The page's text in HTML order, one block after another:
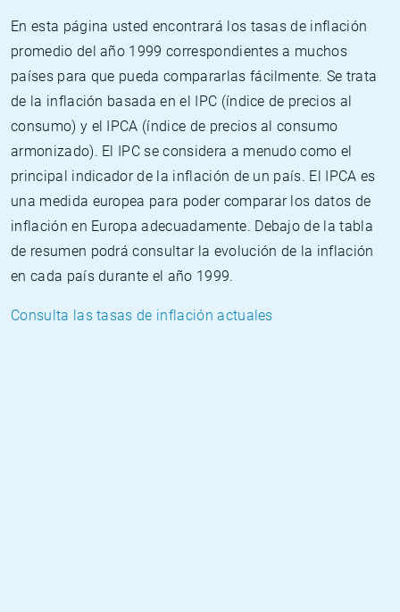
En esta página usted encontrará los tasas de inflación
promedio del año 1999 correspondientes a muchos
países para que pueda compararlas fácilmente. Se trata
de la inflación basada en el IPC (índice de precios al
consumo) y el IPCA (índice de precios al consumo
armonizado). El IPC se considera a menudo como el
principal indicador de la inflación de un país. El IPCA es
una medida europea para poder comparar los datos de
inflación en Europa adecuadamente. Debajo de la tabla
de resumen podrá consultar la evolución de la inflación
en cada país durante el año 1999.
Consulta las tasas de inflación actuales